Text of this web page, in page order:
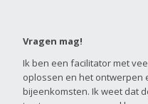
Vragen mag!
Ik ben een facilitator met
oplossen en het ontwerpen
bijeenkomsten. Ik weet dat